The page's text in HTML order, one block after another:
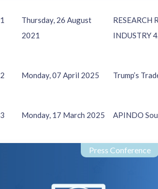
1
Thursday, 26 August
2021
RESEARCH
INDUSTRY
2 Monday, 07 April 2025 Trump’s
3 Monday, 17 March 2025 APINDO
Press Conference